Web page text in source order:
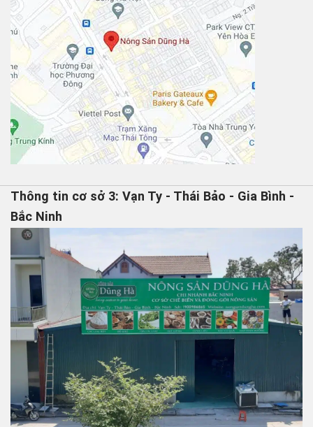
Thông tin cơ sở 3: Vạn Ty - Thái Bảo - Gia Bình -
Bắc Ninh